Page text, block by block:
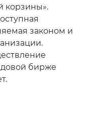
корзины».
законом и
бирже